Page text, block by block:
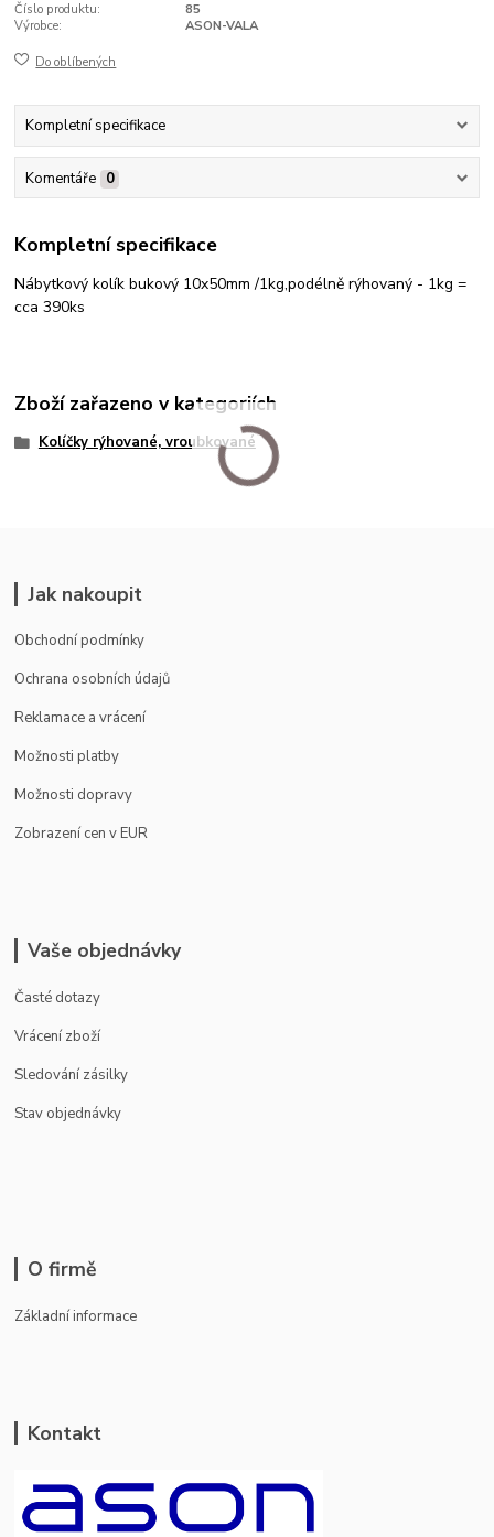
Číslo produktu:
85
Výrobce:
ASON-VALA
Do oblíbených
Kompletní specifikace
Komentáře 0
Kompletní specifikace
Nábytkový kolík bukový 10x50mm /1kg,podélně rýhovaný - 1kg =
cca 390ks
Zboží zařazeno v kategoriích
Kolíčky rýhované, vroubkované
Jak nakoupit
Obchodní podmínky
Ochrana osobních údajů
Reklamace a vrácení
Možnosti platby
Možnosti dopravy
Zobrazení cen v EUR
Vaše objednávky
Časté dotazy
Vrácení zboží
Sledování zásilky
Stav objednávky
O firmě
Základní informace
Kontakt